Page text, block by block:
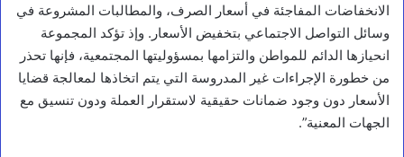
الانخفاضات المفاجئة في أسعار الصرف، والمطالبات المشروعة في
وسائل التواصل الاجتماعي بتخفيض الأسعار. وإذ تؤكد المجموعة
انحيازها الدائم للمواطن والتزامها بمسؤوليتها المجتمعية، فإنها تحذر
من خطورة الإجراءات غير المدروسة التي يتم اتخاذها لمعالجة قضايا
الأسعار دون وجود ضمانات حقيقية لاستقرار العملة ودون تنسيق مع
الجهات المعنية”.